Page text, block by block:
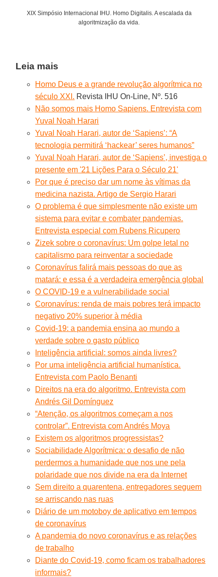
XIX Simpósio Internacional IHU. Homo Digitalis. A escalada da
algoritmização da vida.
Leia mais
Homo Deus e a grande revolução algorítmica no
século XXI. Revista IHU On-Line, Nº. 516
Não somos mais Homo Sapiens. Entrevista com
Yuval Noah Harari
Yuval Noah Harari, autor de ‘Sapiens’: “A
tecnologia permitirá ‘hackear’ seres humanos”
Yuval Noah Harari, autor de ‘Sapiens’, investiga o
presente em '21 Lições Para o Século 21'
Por que é preciso dar um nome às vítimas da
medicina nazista. Artigo de Sergio Harari
O problema é que simplesmente não existe um
sistema para evitar e combater pandemias.
Entrevista especial com Rubens Ricupero
Zizek sobre o coronavírus: Um golpe letal no
capitalismo para reinventar a sociedade
Coronavírus falirá mais pessoas do que as
matará: e essa é a verdadeira emergência global
O COVID-19 e a vulnerabilidade social
Coronavírus: renda de mais pobres terá impacto
negativo 20% superior à média
Covid-19: a pandemia ensina ao mundo a
verdade sobre o gasto público
Inteligência artificial: somos ainda livres?
Por uma inteligência artificial humanística.
Entrevista com Paolo Benanti
Direitos na era do algoritmo. Entrevista com
Andrés Gil Domínguez
“Atenção, os algoritmos começam a nos
controlar”. Entrevista com Andrés Moya
Existem os algoritmos progressistas?
Sociabilidade Algorítmica: o desafio de não
perdermos a humanidade que nos une pela
polaridade que nos divide na era da Internet
Sem direito a quarentena, entregadores seguem
se arriscando nas ruas
Diário de um motoboy de aplicativo em tempos
de coronavírus
A pandemia do novo coronavírus e as relações
de trabalho
Diante do Covid-19, como ficam os trabalhadores
informais?